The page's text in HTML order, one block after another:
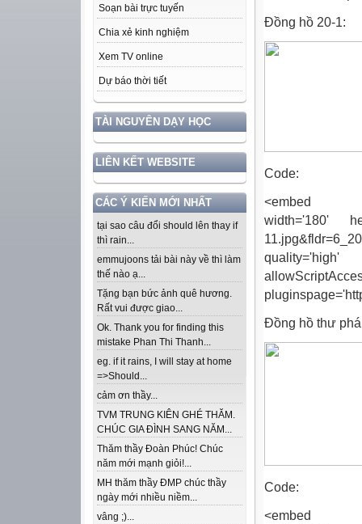
Soạn bài trực tuyến
Chia xẻ kinh nghiệm
Xem TV online
Dự báo thời tiết
TÀI NGUYÊN DẠY HỌC
LIÊN KẾT WEBSITE
CÁC Ý KIẾN MỚI NHẤT
tại sao câu đổi should lên thay if
thì rain...
emmujoons tải bài này về thì làm
thế nào ạ...
Tặng bạn bức ảnh quê hương.
Rất vui được giao...
Ok. Thank you for finding this
mistake Phan Thi Thanh...
eg. if it rains, I will stay at home
=>Should...
cảm ơn thầy...
TVM TRUNG KIÊN GHÉ THĂM.
CHÚC GIA ĐÌNH SANG NĂM...
Thăm thầy Đoàn Phúc! Chúc
năm mới mạnh giỏi!...
MH thăm thầy ĐMP chúc thầy
ngày mới nhiều niềm...
vâng ;)...
Đồng hồ 20-1:
Code:
<embed
width='180'
Đồng hồ thư
Code:
<embed